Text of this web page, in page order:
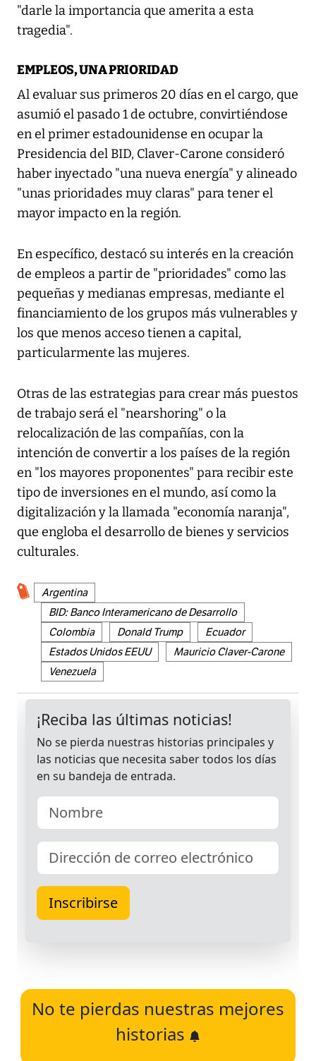
"darle la importancia que amerita a esta
tragedia".
EMPLEOS, UNA PRIORIDAD
Al evaluar sus primeros 20 días en el cargo, que
asumió el pasado 1 de octubre, convirtiéndose
en el primer estadounidense en ocupar la
Presidencia del BID, Claver-Carone consideró
haber inyectado "una nueva energía" y alineado
"unas prioridades muy claras" para tener el
mayor impacto en la región.
En específico, destacó su interés en la creación
de empleos a partir de "prioridades" como las
pequeñas y medianas empresas, mediante el
financiamiento de los grupos más vulnerables y
los que menos acceso tienen a capital,
particularmente las mujeres.
Otras de las estrategias para crear más puestos
de trabajo será el "nearshoring" o la
relocalización de las compañías, con la
intención de convertir a los países de la región
en "los mayores proponentes" para recibir este
tipo de inversiones en el mundo, así como la
digitalización y la llamada "economía naranja",
que engloba el desarrollo de bienes y servicios
culturales.
Argentina
BID: Banco Interamericano de Desarrollo
Colombia
Donald Trump
Ecuador
Estados Unidos EEUU
Mauricio Claver-Carone
Venezuela
No te pierdas nuestras mejores
historias